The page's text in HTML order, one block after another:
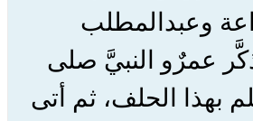
وعبدالمطلب
عمرٌو النبيَّ صلى
بهذا الحلف، ثم أتى